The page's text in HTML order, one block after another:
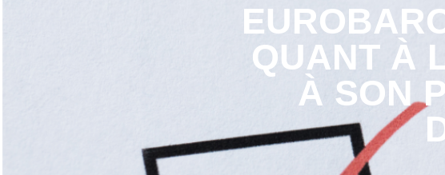
QUANT À
À SON